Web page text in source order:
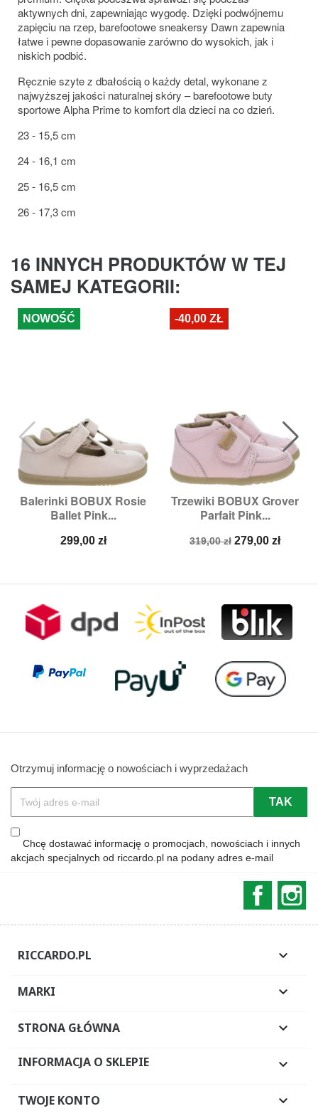
aktywnych dni, zapewniając wygodę. Dzięki podwójnemu
zapięciu na rzep, barefootowe sneakersy Dawn zapewnia
łatwe i pewne dopasowanie zarówno do wysokich, jak i
niskich podbić.
Ręcznie szyte z dbałością o każdy detal, wykonane z
najwyższej jakości naturalnej skóry – barefootowe buty
sportowe Alpha Prime to komfort dla dzieci na co dzień.
23 - 15,5 cm
24 - 16,1 cm
25 - 16,5 cm
26 - 17,3 cm
16 INNYCH PRODUKTÓW W TEJ
SAMEJ KATEGORII:
Balerinki BOBUX Rosie
Ballet Pink...
Cena
299,00 zł
NOWOŚĆ
Trzewiki BOBUX Grover
Parfait Pink...
Cena
319,00 zł Cena
279,00 zł
-40,00 ZŁ
Otrzymuj informację o nowościach i wyprzedażach
Chcę dostawać informację o promocjach, nowościach i innych
akcjach specjalnych od riccardo.pl na podany adres e-mail
RICCARDO.PL 
MARKI 
STRONA GŁÓWNA 
INFORMACJA O SKLEPIE 
TWOJE KONTO 